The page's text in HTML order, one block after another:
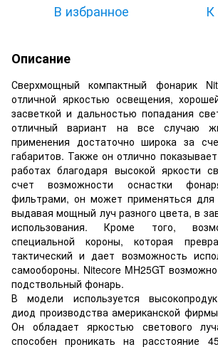
В избранное К
Описание
Сверхмощный компактный фонарик
отличной яркостью освещения,
засветкой и дальностью попадания
отличный вариант на все случаю
применения достаточно широка за
габаритов. Также он отлично
работах благодаря высокой яркости
счет возможности оснастки
фильтрами, он может применяться
выдавая мощный луч разного цвета, в
использования. Кроме того,
специальной короны, которая
тактический и дает возможность
самообороны. Nitecore MH25GT
подствольный фонарь.
В модели используется
диод производства американской
Он обладает яркостью светового
способен проникать на расстояние